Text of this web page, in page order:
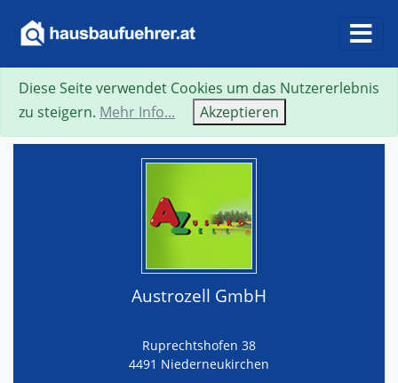
Suche Neue Suche Zurück
Austrozell GmbH
Ruprechtshofen 38
4491 Niederneukirchen
Diese Seite verwendet Cookies um das Nutzererlebnis
zu steigern. Mehr Info... Akzeptieren